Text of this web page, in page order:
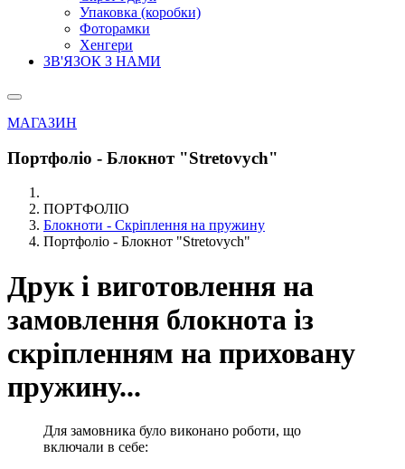
Упаковка (коробки)
Фоторамки
Хенгери
ЗВ'ЯЗОК З НАМИ
МАГАЗИН
Портфоліо - Блокнот "Stretovych"
ПОРТФОЛІО
Блокноти - Скріплення на пружину
Портфоліо - Блокнот "Stretovych"
Друк і виготовлення на
замовлення блокнота із
скріпленням на приховану
пружину...
Для замовника було виконано роботи, що
включали в себе: